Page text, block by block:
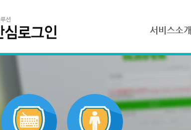
서비스소개